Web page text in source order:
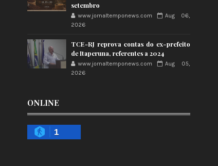
setembro
www.jornaltemponews.com
Aug 06,
2026
TCE-RJ reprova contas do ex-prefeito
de Itaperuna, referentes a 2024
www.jornaltemponews.com
Aug 05,
2026
ONLINE
1